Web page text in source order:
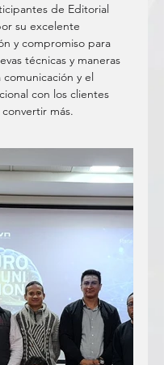
de Editorial
su excelente
y compromiso para
técnicas y maneras
y el
con los clientes
más.